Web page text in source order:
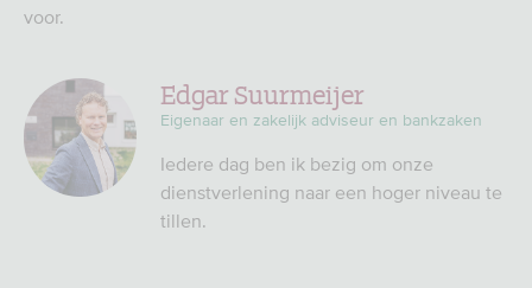
voor.
Edgar Suurmeijer
Eigenaar en zakelijk adviseur en bankzaken
Iedere dag ben ik bezig om onze
dienstverlening naar een hoger niveau te
tillen.